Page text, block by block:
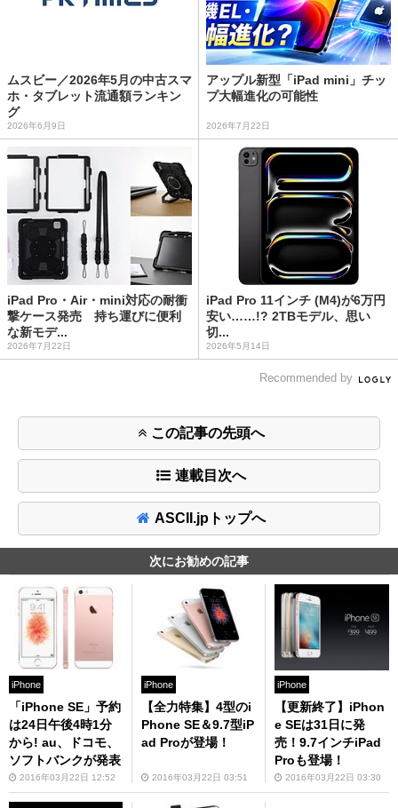
ムスビー／2026年5月の中古スマ
ホ・タブレット流通額ランキン
グ
2026年6月9日
アップル新型「iPad mini」チッ
プ大幅進化の可能性
2026年7月22日
iPad Pro・Air・mini対応の耐衝
撃ケース発売 持ち運びに便利
な新モデ...
2026年7月22日
iPad Pro 11インチ (M4)が6万円
安い……!? 2TBモデル、思い
切...
2026年5月14日
Recommended by
この記事の先頭へ
連載目次へ
ASCII.jpトップへ
次にお勧めの記事
iPhone
「iPhone SE」予約
は24日午後4時1分
から! au、ドコモ、
ソフトバンクが発表
2016年03月22日 12:52
iPhone
【全力特集】4型のi
Phone SE＆9.7型iP
ad Proが登場！
2016年03月22日 03:51
iPhone
【更新終了】iPhon
e SEは31日に発
売！9.7インチiPad
Proも登場！
2016年03月22日 03:30